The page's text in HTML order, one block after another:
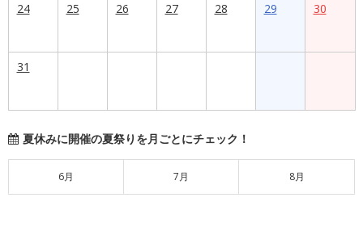
24 25 26 27 28 29 30
31
夏休みに開催の夏祭りを月ごとにチェック！
6月 7月 8月